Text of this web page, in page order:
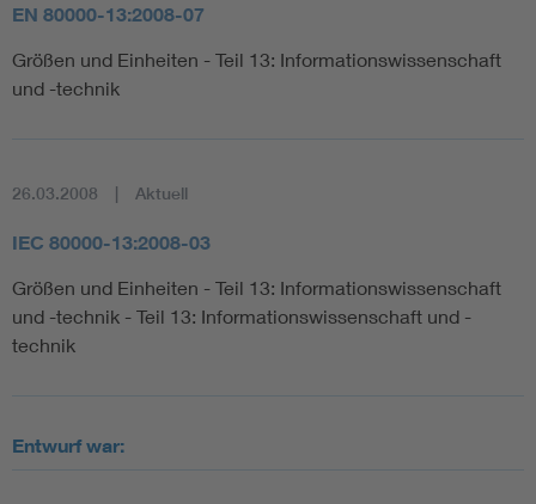
EN 80000-13:2008-07
Größen und Einheiten - Teil 13: Informationswissenschaft
und -technik
26.03.2008 Aktuell
IEC 80000-13:2008-03
Größen und Einheiten - Teil 13: Informationswissenschaft
und -technik - Teil 13: Informationswissenschaft und -
technik
Entwurf war: